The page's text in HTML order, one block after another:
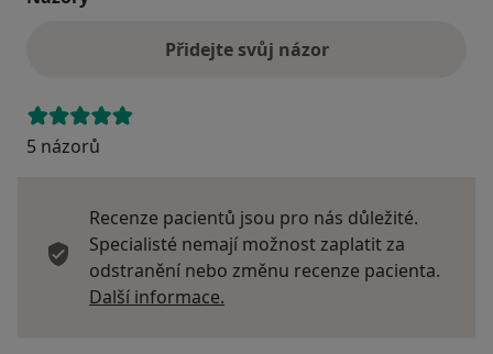
Přidejte svůj názor
5 názorů
Recenze pacientů jsou pro nás důležité.
Specialisté nemají možnost zaplatit za
odstranění nebo změnu recenze pacienta.
Další informace.